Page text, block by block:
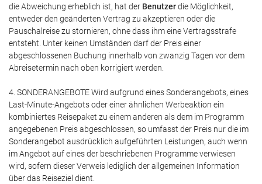
die Abweichung erheblich ist, hat der Benutzerdie Möglichkeit,
entweder den geänderten Vertrag zu akzeptieren oder die
Pauschalreise zu stornieren, ohne dass ihm eine Vertragsstrafe
entsteht. Unter keinen Umständen darf der Preis einer
abgeschlossenen Buchung innerhalb von zwanzig Tagen vor dem
Abreisetermin nach oben korrigiert werden.
4. SONDERANGEBOTE Wird aufgrund eines Sonderangebots, eines
Last-Minute-Angebots oder einer ähnlichen Werbeaktion ein
kombiniertes Reisepaket zu einem anderen als dem im Programm
angegebenen Preis abgeschlossen, so umfasst der Preis nur die im
Sonderangebot ausdrücklich aufgeführten Leistungen, auch wenn
im Angebot auf eines der beschriebenen Programme verwiesen
wird, sofern dieser Verweis lediglich der allgemeinen Information
über das Reiseziel dient.